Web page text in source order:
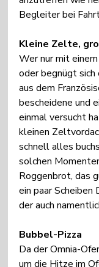
Begleiter bei
Kleine Zelte,
Wer nur mit
oder begnügt sich
aus dem
bescheidene und
einmal versucht
kleinen
schnell alles
solchen
Roggenbrot, das
ein paar
der auch
Bubbel-Pizza
Da der Omnia-
um die Hitze im